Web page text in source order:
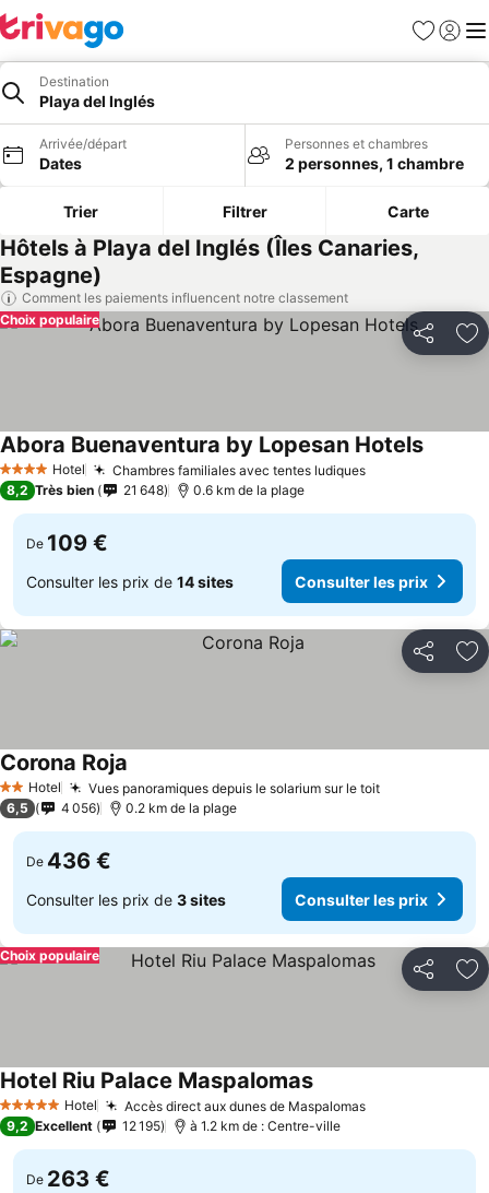
Favoris
Se
Destination
Playa del Inglés
Arrivée/départ
Dates
Personnes et chambres
2 personnes, 1 chambre
Trier Filtrer Carte
Hôtels à Playa del Inglés (Îles Canaries,
Espagne)
Comment les paiements influencent notre classement
Partager
Choix populaire
4 Étoiles Hotel Chambres familiales avec tentes ludiquesConsulter les
Abora Buenaventura by Lopesan Hotels
8,2 Très bien 21 648 0.6 km de la plage
De 109 €
Consulter les prix de 14 sites Consulter les prix
Partager
2 Étoiles
Hotel Vues panoramiques depuis le solarium sur le toitConsulter
Corona Roja
6,5 4 056 0.2 km de la plage
De 436 €
Consulter les prix de 3 sites Consulter les prix
Partager
Choix populaire
5 Étoiles Hotel Accès direct aux dunes de MaspalomasConsulter les
Hotel Riu Palace MaspalomasConsulter les prix
9,2 Excellent 12 195 à 1.2 km de : Centre-ville
De 263 €